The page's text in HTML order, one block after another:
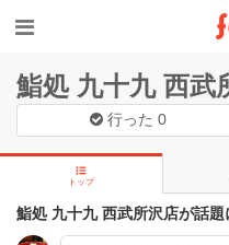
鮨処 九十九 西武
行った0
トップ
鮨処 九十九 西武所沢店が話